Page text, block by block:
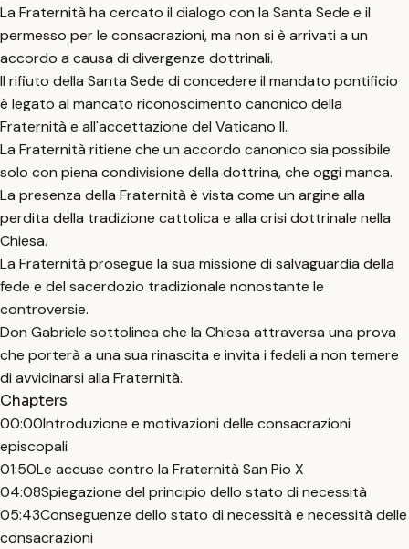
La Fraternità ha cercato il dialogo con la Santa Sede e il
permesso per le consacrazioni, ma non si è arrivati a un
accordo a causa di divergenze dottrinali.
Il rifiuto della Santa Sede di concedere il mandato pontificio
è legato al mancato riconoscimento canonico della
Fraternità e all'accettazione del Vaticano II.
La Fraternità ritiene che un accordo canonico sia possibile
solo con piena condivisione della dottrina, che oggi manca.
La presenza della Fraternità è vista come un argine alla
perdita della tradizione cattolica e alla crisi dottrinale nella
Chiesa.
La Fraternità prosegue la sua missione di salvaguardia della
fede e del sacerdozio tradizionale nonostante le
controversie.
Don Gabriele sottolinea che la Chiesa attraversa una prova
che porterà a una sua rinascita e invita i fedeli a non temere
di avvicinarsi alla Fraternità.
Chapters
00:00Introduzione e motivazioni delle consacrazioni
episcopali
01:50Le accuse contro la Fraternità San Pio X
04:08Spiegazione del principio dello stato di necessità
05:43Conseguenze dello stato di necessità e necessità delle
consacrazioni